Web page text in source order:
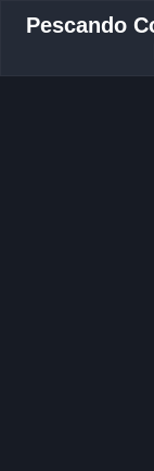
Pescando